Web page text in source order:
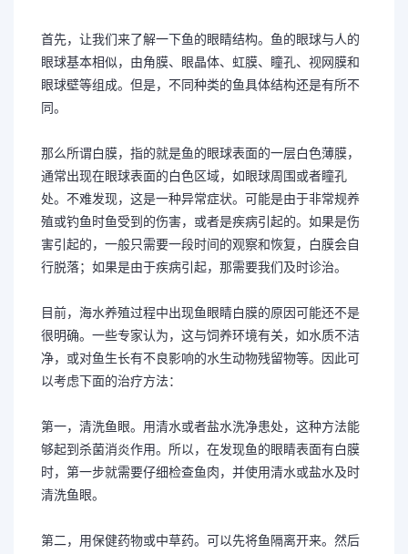
首先，让我们来了解一下鱼的眼睛结构。鱼的眼球与人的
眼球基本相似，由角膜、眼晶体、虹膜、瞳孔、视网膜和
眼球壁等组成。但是，不同种类的鱼具体结构还是有所不
同。
那么所谓白膜，指的就是鱼的眼球表面的一层白色薄膜，
通常出现在眼球表面的白色区域，如眼球周围或者瞳孔
处。不难发现，这是一种异常症状。可能是由于非常规养
殖或钓鱼时鱼受到的伤害，或者是疾病引起的。如果是伤
害引起的，一般只需要一段时间的观察和恢复，白膜会自
行脱落；如果是由于疾病引起，那需要我们及时诊治。
目前，海水养殖过程中出现鱼眼睛白膜的原因可能还不是
很明确。一些专家认为，这与饲养环境有关，如水质不洁
净，或对鱼生长有不良影响的水生动物残留物等。因此可
以考虑下面的治疗方法：
第一，清洗鱼眼。用清水或者盐水洗净患处，这种方法能
够起到杀菌消炎作用。所以，在发现鱼的眼睛表面有白膜
时，第一步就需要仔细检查鱼肉，并使用清水或盐水及时
清洗鱼眼。
第二，用保健药物或中草药。可以先将鱼隔离开来。然后